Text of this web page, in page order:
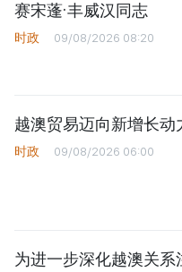
赛宋蓬·丰威汉同志
时政 09/08/2026 08:20
越澳贸易迈向新增长动
时政 09/08/2026 06:00
为进一步深化越澳关系